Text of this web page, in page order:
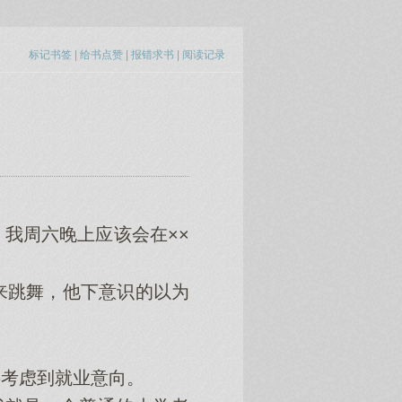
标记书签 | 给书点赞 | 报错求书 | 阅读记录
周六晚上应该会在××
舞，他下意识的以为
到就业意向。